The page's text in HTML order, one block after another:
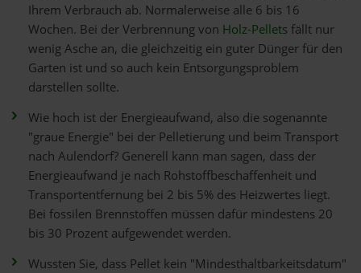
Ihrem Verbrauch ab. Normalerweise alle 6 bis 16
Wochen. Bei der Verbrennung von Holz-Pelletsfällt nur
wenig Asche an, die gleichzeitig ein guter Dünger für den
Garten ist und so auch kein Entsorgungsproblem
darstellen sollte.
Wie hoch ist der Energieaufwand, also die sogenannte
"graue Energie" bei der Pelletierung und beim Transport
nach Aulendorf? Generell kann man sagen, dass der
Energieaufwand je nach Rohstoffbeschaffenheit und
Transportentfernung bei 2 bis 5% des Heizwertes liegt.
Bei fossilen Brennstoffen müssen dafür mindestens 20
bis 30 Prozent aufgewendet werden.
Wussten Sie, dass Pellet kein "Mindesthaltbarkeitsdatum"